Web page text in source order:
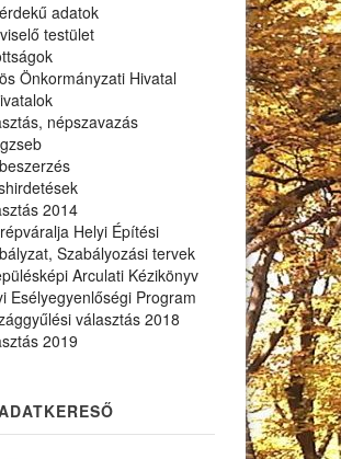
adatok
testület
Önkormányzati Hivatal
népszavazás
2014
Helyi Építési
Szabályozási tervek
Arculati Kézikönyv
Esélyegyenlőségi Program
választás 2018
2019